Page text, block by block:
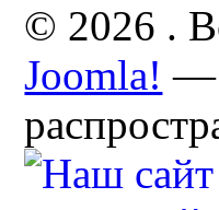
© 2026 .
Joomla! —